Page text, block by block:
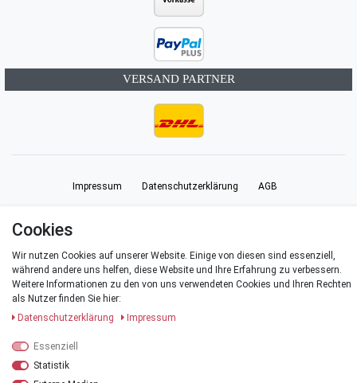
VERSAND PARTNER
Impressum Daten­schutz­erklärung AGB
Barrierefreiheitserklärung
Kontakt
*Alle Preise verstehen sich inklusive der Mehrwertsteuer, zuzüglich der
Cookies
Wir nutzen Cookies auf unserer Website. Einige von diesen sind essenziell,
während andere uns helfen, diese Website und Ihre Erfahrung zu verbessern.
Weitere Informationen zu den von uns verwendeten Cookies und Ihren Rechten
als Nutzer finden Sie hier:
Daten­schutz­erklärung
Impressum
Essenziell
Statistik